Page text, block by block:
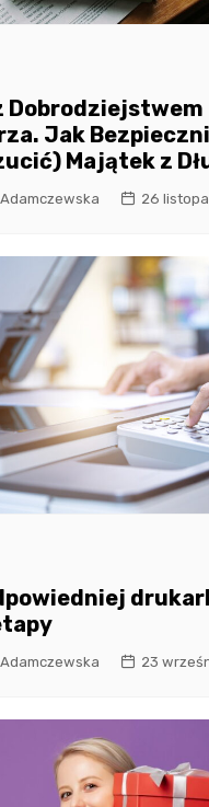
Dobrodziejstwem
Jak
Majątek z
26
23